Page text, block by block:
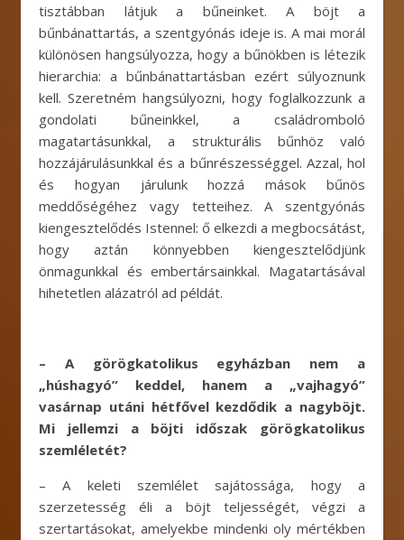
tisztábban látjuk a bűneinket. A böjt a
bűnbánattartás, a szentgyónás ideje is. A mai morál
különösen hangsúlyozza, hogy a bűnökben is létezik
hierarchia: a bűnbánattartásban ezért súlyoznunk
kell. Szeretném hangsúlyozni, hogy foglalkozzunk a
gondolati bűneinkkel, a családromboló
magatartásunkkal, a strukturális bűnhöz való
hozzájárulásunkkal és a bűnrészességgel. Azzal, hol
és hogyan járulunk hozzá mások bűnös
meddőségéhez vagy tetteihez. A szentgyónás
kiengesztelődés Istennel: ő elkezdi a megbocsátást,
hogy aztán könnyebben kiengesztelődjünk
önmagunkkal és embertársainkkal. Magatartásával
hihetetlen alázatról ad példát.
– A görögkatolikus egyházban nem a
„húshagyó” keddel, hanem a „vajhagyó”
vasárnap utáni hétfővel kezdődik a nagyböjt.
Mi jellemzi a böjti időszak görögkatolikus
szemléletét?
– A keleti szemlélet sajátossága, hogy a
szerzetesség éli a böjt teljességét, végzi a
szertartásokat, amelyekbe mindenki oly mértékben